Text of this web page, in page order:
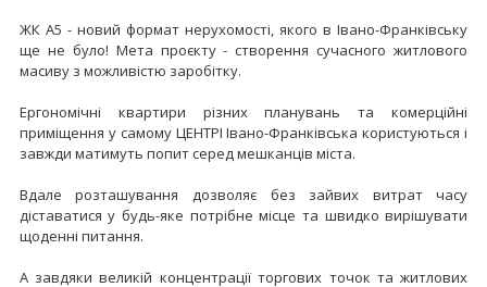
ЖК А5 - новий формат нерухомості, якого в Івано-Франківську
ще не було! Мета проєкту - створення сучасного житлового
масиву з можливістю заробітку.
Ергономічні квартири різних планувань та комерційні
приміщення у самому ЦЕНТРІ Івано-Франківська користуються і
завжди матимуть попит серед мешканців міста.
Вдале розташування дозволяє без зайвих витрат часу
діставатися у будь-яке потрібне місце та швидко вирішувати
щоденні питання.
А завдяки великій концентрації торгових точок та житлових